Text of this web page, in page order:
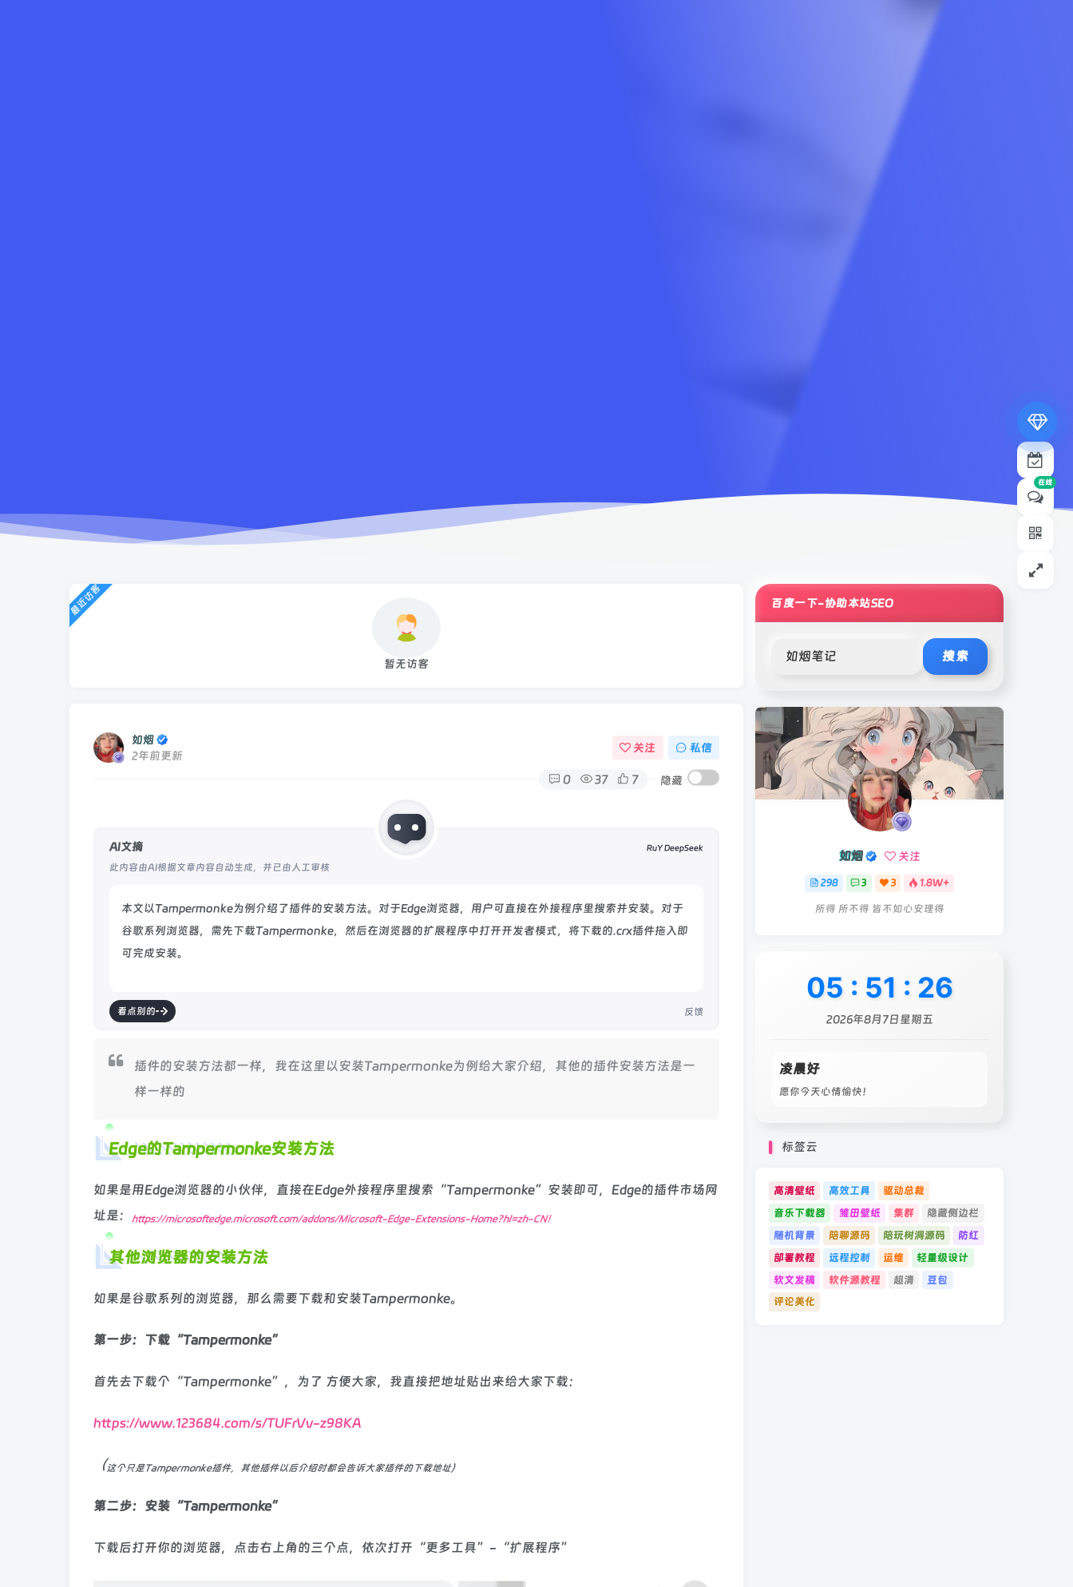
最近访客
暂无访客
如烟
2年前更新
关注 私信
0 37 7 隐藏
AI文摘
此内容由AI根据文章内容自动生成，并已由人工审核
RuY DeepSeek
本文以Tampermonke为例介绍了插件的安装方法。对于Edge浏览器，用户可直接在外接程序里搜索并安装。对于
谷歌系列浏览器，需先下载Tampermonke，然后在浏览器的扩展程序中打开开发者模式，将下载的.crx插件拖入即
可完成安装。
看点别的 反馈
插件的安装方法都一样，我在这里以安装Tampermonke为例给大家介绍，其他的插件安装方法是一
样一样的
Edge的Tampermonke安装方法
如果是用Edge浏览器的小伙伴，直接在Edge外接程序里搜索“Tampermonke”安装即可，Edge的插件市场网
址是：
https://microsoftedge.microsoft.com/addons/Microsoft-Edge-Extensions-Home?hl=zh-CN！
其他浏览器的安装方法
如果是谷歌系列的浏览器，那么需要下载和安装Tampermonke。
第一步：下载“Tampermonke”
首先去下载个“Tampermonke”，为了 方便大家，我直接把地址贴出来给大家下载：
https://www.123684.com/s/TUFrVv-z98KA
（这个只是Tampermonke插件，其他插件以后介绍时都会告诉大家插件的下载地址）
第二步：安装 “Tampermonke”
下载后打开你的浏览器，点击右上角的三个点，依次打开“更多工具”-“扩展程序”
百度一下-协助本站SEO
搜索
如烟 关注
298 3 3 1.8W+
所得 所不得 皆不如心安理得
05 : 51 : 28
2026年8月7日星期五
凌晨好
愿你今天心情愉快！
标签云
高清壁纸 高效工具
驱动总裁
音乐下载器
雏田壁纸 集群
隐藏侧边栏
随机背景
陪聊源码 陪玩树洞源码
防红
部署教程
远程控制 运维
轻量级设计
软文发稿
软件源教程 超清
豆包
评论美化
在线